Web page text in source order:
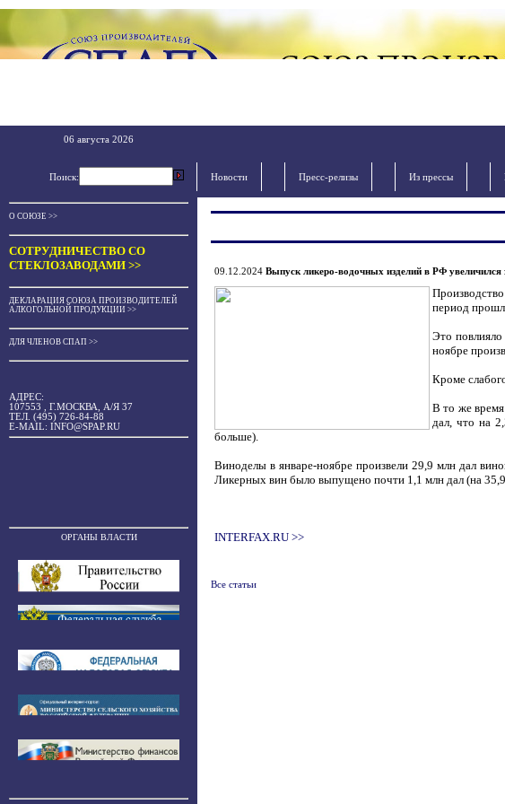
06 августа 2026
Поиск: Новости Пресс-релизы Из прессы
О СОЮЗЕ >>
СОТРУДНИЧЕСТВО СО
СТЕКЛОЗАВОДАМИ >>
ДЕКЛАРАЦИЯ СОЮЗА ПРОИЗВОДИТЕЛЕЙ
АЛКОГОЛЬНОЙ ПРОДУКЦИИ >>
ДЛЯ ЧЛЕНОВ СПАП >>
АДРЕС:
107553 , Г.МОСКВА, А/Я 37
ТЕЛ. (495) 726-84-88
E-MAIL: INFO@SPAP.RU
ОРГАНЫ ВЛАСТИ
09.12.2024 Выпуск ликеро-водочных изделий в РФ увеличился
период
Это
ноябре
Кроме
В то же
дал, что на
больше).
Виноделы в январе-ноябре произвели 29,9 млн дал
Ликерных вин было выпущено почти 1,1 млн дал (на
INTERFAX.RU >>
Все статьи